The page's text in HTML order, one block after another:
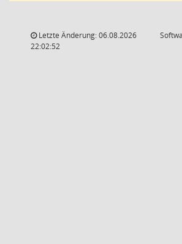
Letzte Änderung: 06.08.2026
22:02:52